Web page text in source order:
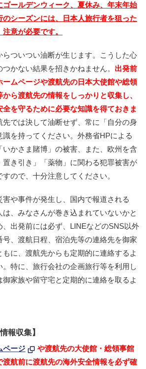
ゴールデンウィーク、夏休み、年末年始
シーズンには、日本人旅行者を狙った
意が必要です。
ついつい油断が生じます。こうした心
かない結果を招きかねません。 出発前
ームページや渡航先の日本大使館や総領
ら渡航先の情報をしっかりと収集し、
を守るために必要な知識を得ておきま
先では決して油断せず、常に「自分の身
を持ってください。外務省HPによる
いかさま賭博」の被害、また、欧州を含
き引き」「薬物」に関わる犯罪被害が
ので、十分注意してください。
害や事件が発生し、国内で報道される
は、みなさんが巻き込まれていないかと
出発前には必ず、LINEなどのSNS以外
号、渡航日程、宿泊先等の連絡先を御家
に、渡航先からも定期的に連絡するよ
。特に、旅行会社の企画旅行等を利用し
家族や留守宅と定期的に連絡を取るよ
報収集】
ページ
や渡航先の大使館・総領事館
航前に渡航先の海外安全情報を必ず確